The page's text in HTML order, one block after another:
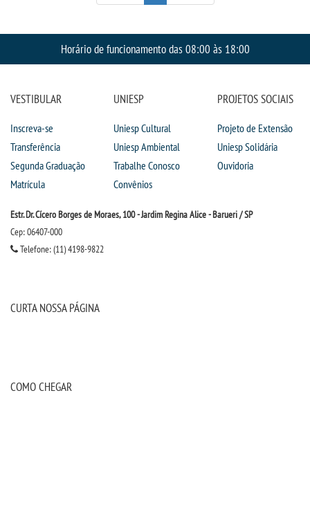
PORTAL DE ALUNOS
PORTAL DE PROFESSORES/ACADÊMICO
CONTATO
IMPRENSA
Horário de funcionamento das 08:00 às 18:00
VESTIBULAR
Inscreva-se
Transferência
Segunda Graduação
Matrícula
UNIESP
Uniesp Cultural
Uniesp Ambiental
Trabalhe Conosco
Convênios
PROJETOS SOCIAIS
Projeto de Extensão
Uniesp Solidária
Ouvidoria
Estr. Dr. Cícero Borges de Moraes, 100 - Jardim Regina Alice - Barueri / SP
Cep: 06407-000
Telefone: (11) 4198-9822
CURTA NOSSA PÁGINA
COMO CHEGAR